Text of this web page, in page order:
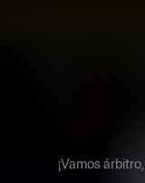
¡Vamos